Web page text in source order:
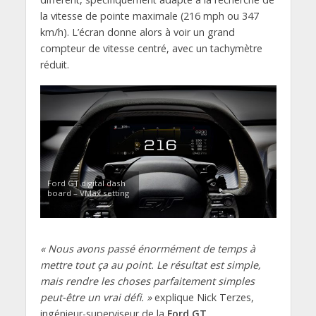
la vitesse de pointe maximale (216 mph ou 347
km/h). L’écran donne alors à voir un grand
compteur de vitesse centré, avec un tachymètre
réduit.
Ford GT digital dash
board – VMax setting
« Nous avons passé énormément de temps à
mettre tout ça au point. Le résultat est simple,
mais rendre les choses parfaitement simples
peut-être un vrai défi. »explique Nick Terzes,